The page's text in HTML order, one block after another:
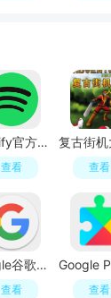
Spotify官方正版app
查看 查看
Google谷歌官方app
查看 查看